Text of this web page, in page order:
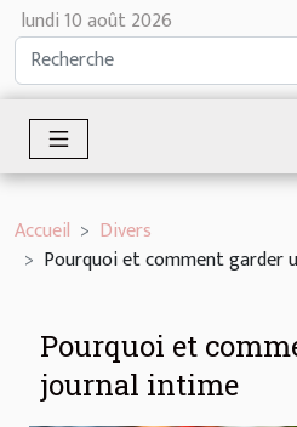
lundi 10 août 2026
Accueil
Divers
Pourquoi et comment garder
Pourquoi et
journal intime